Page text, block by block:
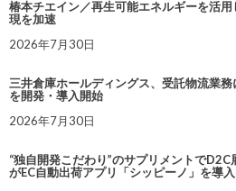
椿本チエイン／再生可能エネルギーを活
現を加速
2026年7月30日
三井倉庫ホールディングス、受託物流業務
を開発・導入開始
2026年7月30日
“独自開発こだわり”のサプリメントでD2C
がEC自動出荷アプリ「シッピーノ」を導入